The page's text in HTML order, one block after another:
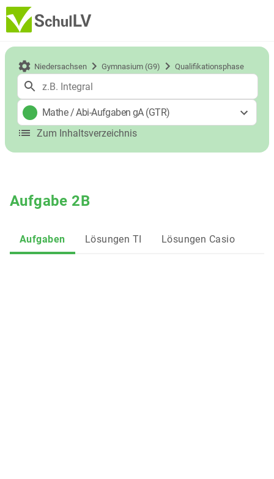
Niedersachsen Gymnasium (G9) Qualifikationsphase
Mathe/Abi-Aufgaben gA (GTR)
Zum Inhaltsverzeichnis
Aufgabe 2B
Aufgaben Lösungen TI Lösungen Casio